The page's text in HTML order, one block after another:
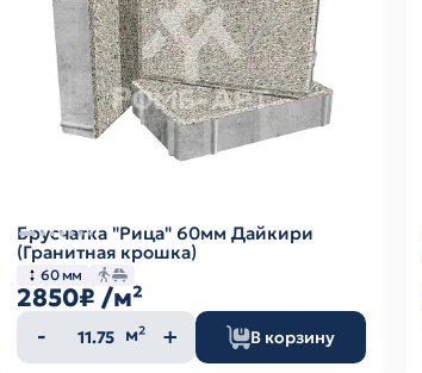
Брусчатка "Рица" 60мм Дайкири
(Гранитная крошка)
60 мм
2850₽ /м²
Количество
товара
м² В корзину